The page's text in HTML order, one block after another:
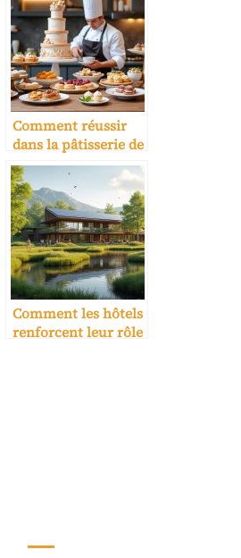
Comment réussir
dans la pâtisserie de
luxe
Comment les hôtels
renforcent leur rôle